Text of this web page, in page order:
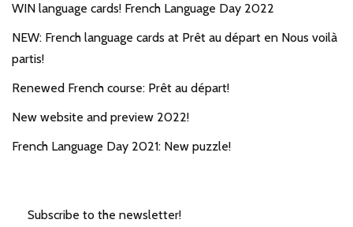
WIN language cards! French Language Day 2022
NEW: French language cards at Prêt au départ en Nous voilà
partis!
Renewed French course: Prêt au départ!
New website and preview 2022!
French Language Day 2021: New puzzle!
Subscribe to the newsletter!